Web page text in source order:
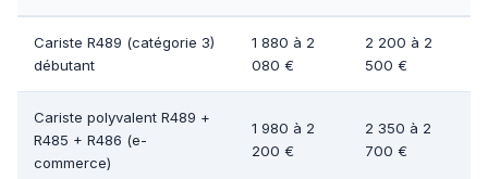
Cariste R489 (catégorie 3)
débutant
1 880 à 2
080 €
2 200 à 2
500 €
Cariste polyvalent R489 +
R485 + R486 (e-
commerce)
1 980 à 2
200 €
2 350 à 2
700 €